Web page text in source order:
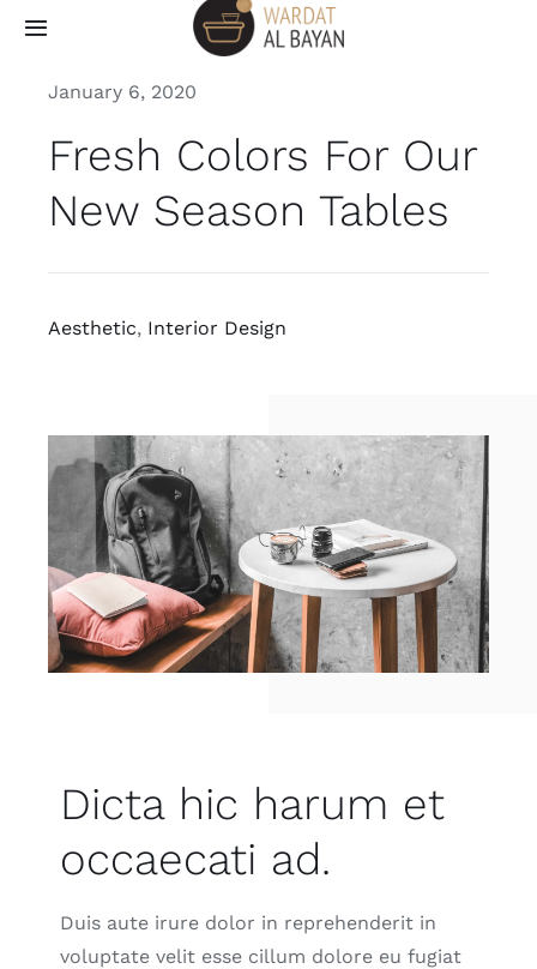
Skip
content
Toggle
Shop
About Us
January 6, 2020
Fresh Colors For Our
New Season Tables
Aesthetic, Interior Design
Dicta hic harum et
occaecati ad.
Duis aute irure dolor in reprehenderit in
voluptate velit esse cillum dolore eu fugiat